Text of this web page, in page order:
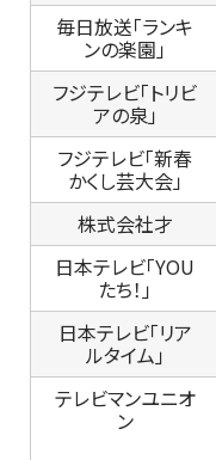
毎日放送「ランキ
ンの楽園」
フジテレビ「トリビ
アの泉」
フジテレビ「新春
かくし芸大会」
株式会社才
日本テレビ「YOU
たち！」
日本テレビ「リア
ルタイム」
テレビマンユニオ
ン